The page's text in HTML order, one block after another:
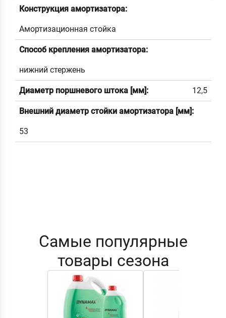
Конструкция амортизатора:
Амортизационная стойка
Способ крепления амортизатора:
нижний стержень
Диаметр поршневого штока [мм]: 12,5
Внешний диаметр стойки амортизатора [мм]:
53
Самые популярные
товары сезона